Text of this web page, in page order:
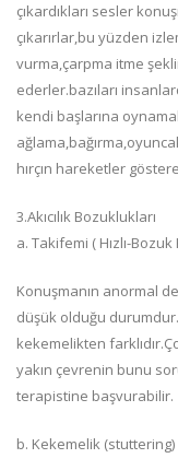
çıkardıkları sesler
çıkarırlar,bu yüzden
vurma,çarpma itme
ederler.bazıları
kendi başlarına
hırçın hareketler
3.Akıcılık Bozuklukları
a. Takifemi ( Hızlı-
Konuşmanın anormal
düşük olduğu
kekemelikten
yakın çevrenin bunu
terapistine başvurabilir.
b. Kekemelik (stuttering)